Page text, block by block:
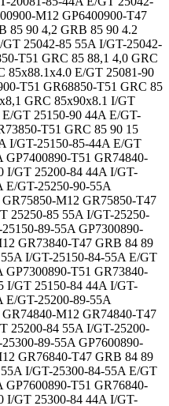
M12 GP6400900-T47
85 90 4,2 GRB 85 90 4.2
25042-85 55A I/GT-25042-
T51 GRC 85 88,1 4,0 GRC
85x88.1x4.0 E/GT 25081-90
T51 GR68850-T51 GRC 85
GRC 85x90x8.1 I/GT
GT 25150-90 44A E/GT-
T51 GRC 85 90 15
I/GT-25150-85-44A E/GT
GP7400890-T51 GR74840-
I/GT 25200-84 44A I/GT-
E/GT-25250-90-55A
M12 GR75850-T47
25250-85 55A I/GT-25250-
89-55A GP7300890-
GR73840-T47 GRB 84 89
I/GT-25150-84-55A E/GT
GP7300890-T51 GR73840-
I/GT 25150-84 44A I/GT-
E/GT-25200-89-55A
M12 GR74840-T47
25200-84 55A I/GT-25200-
89-55A GP7600890-
GR76840-T47 GRB 84 89
I/GT-25300-84-55A E/GT
GP7600890-T51 GR76840-
I/GT 25300-84 44A I/GT-